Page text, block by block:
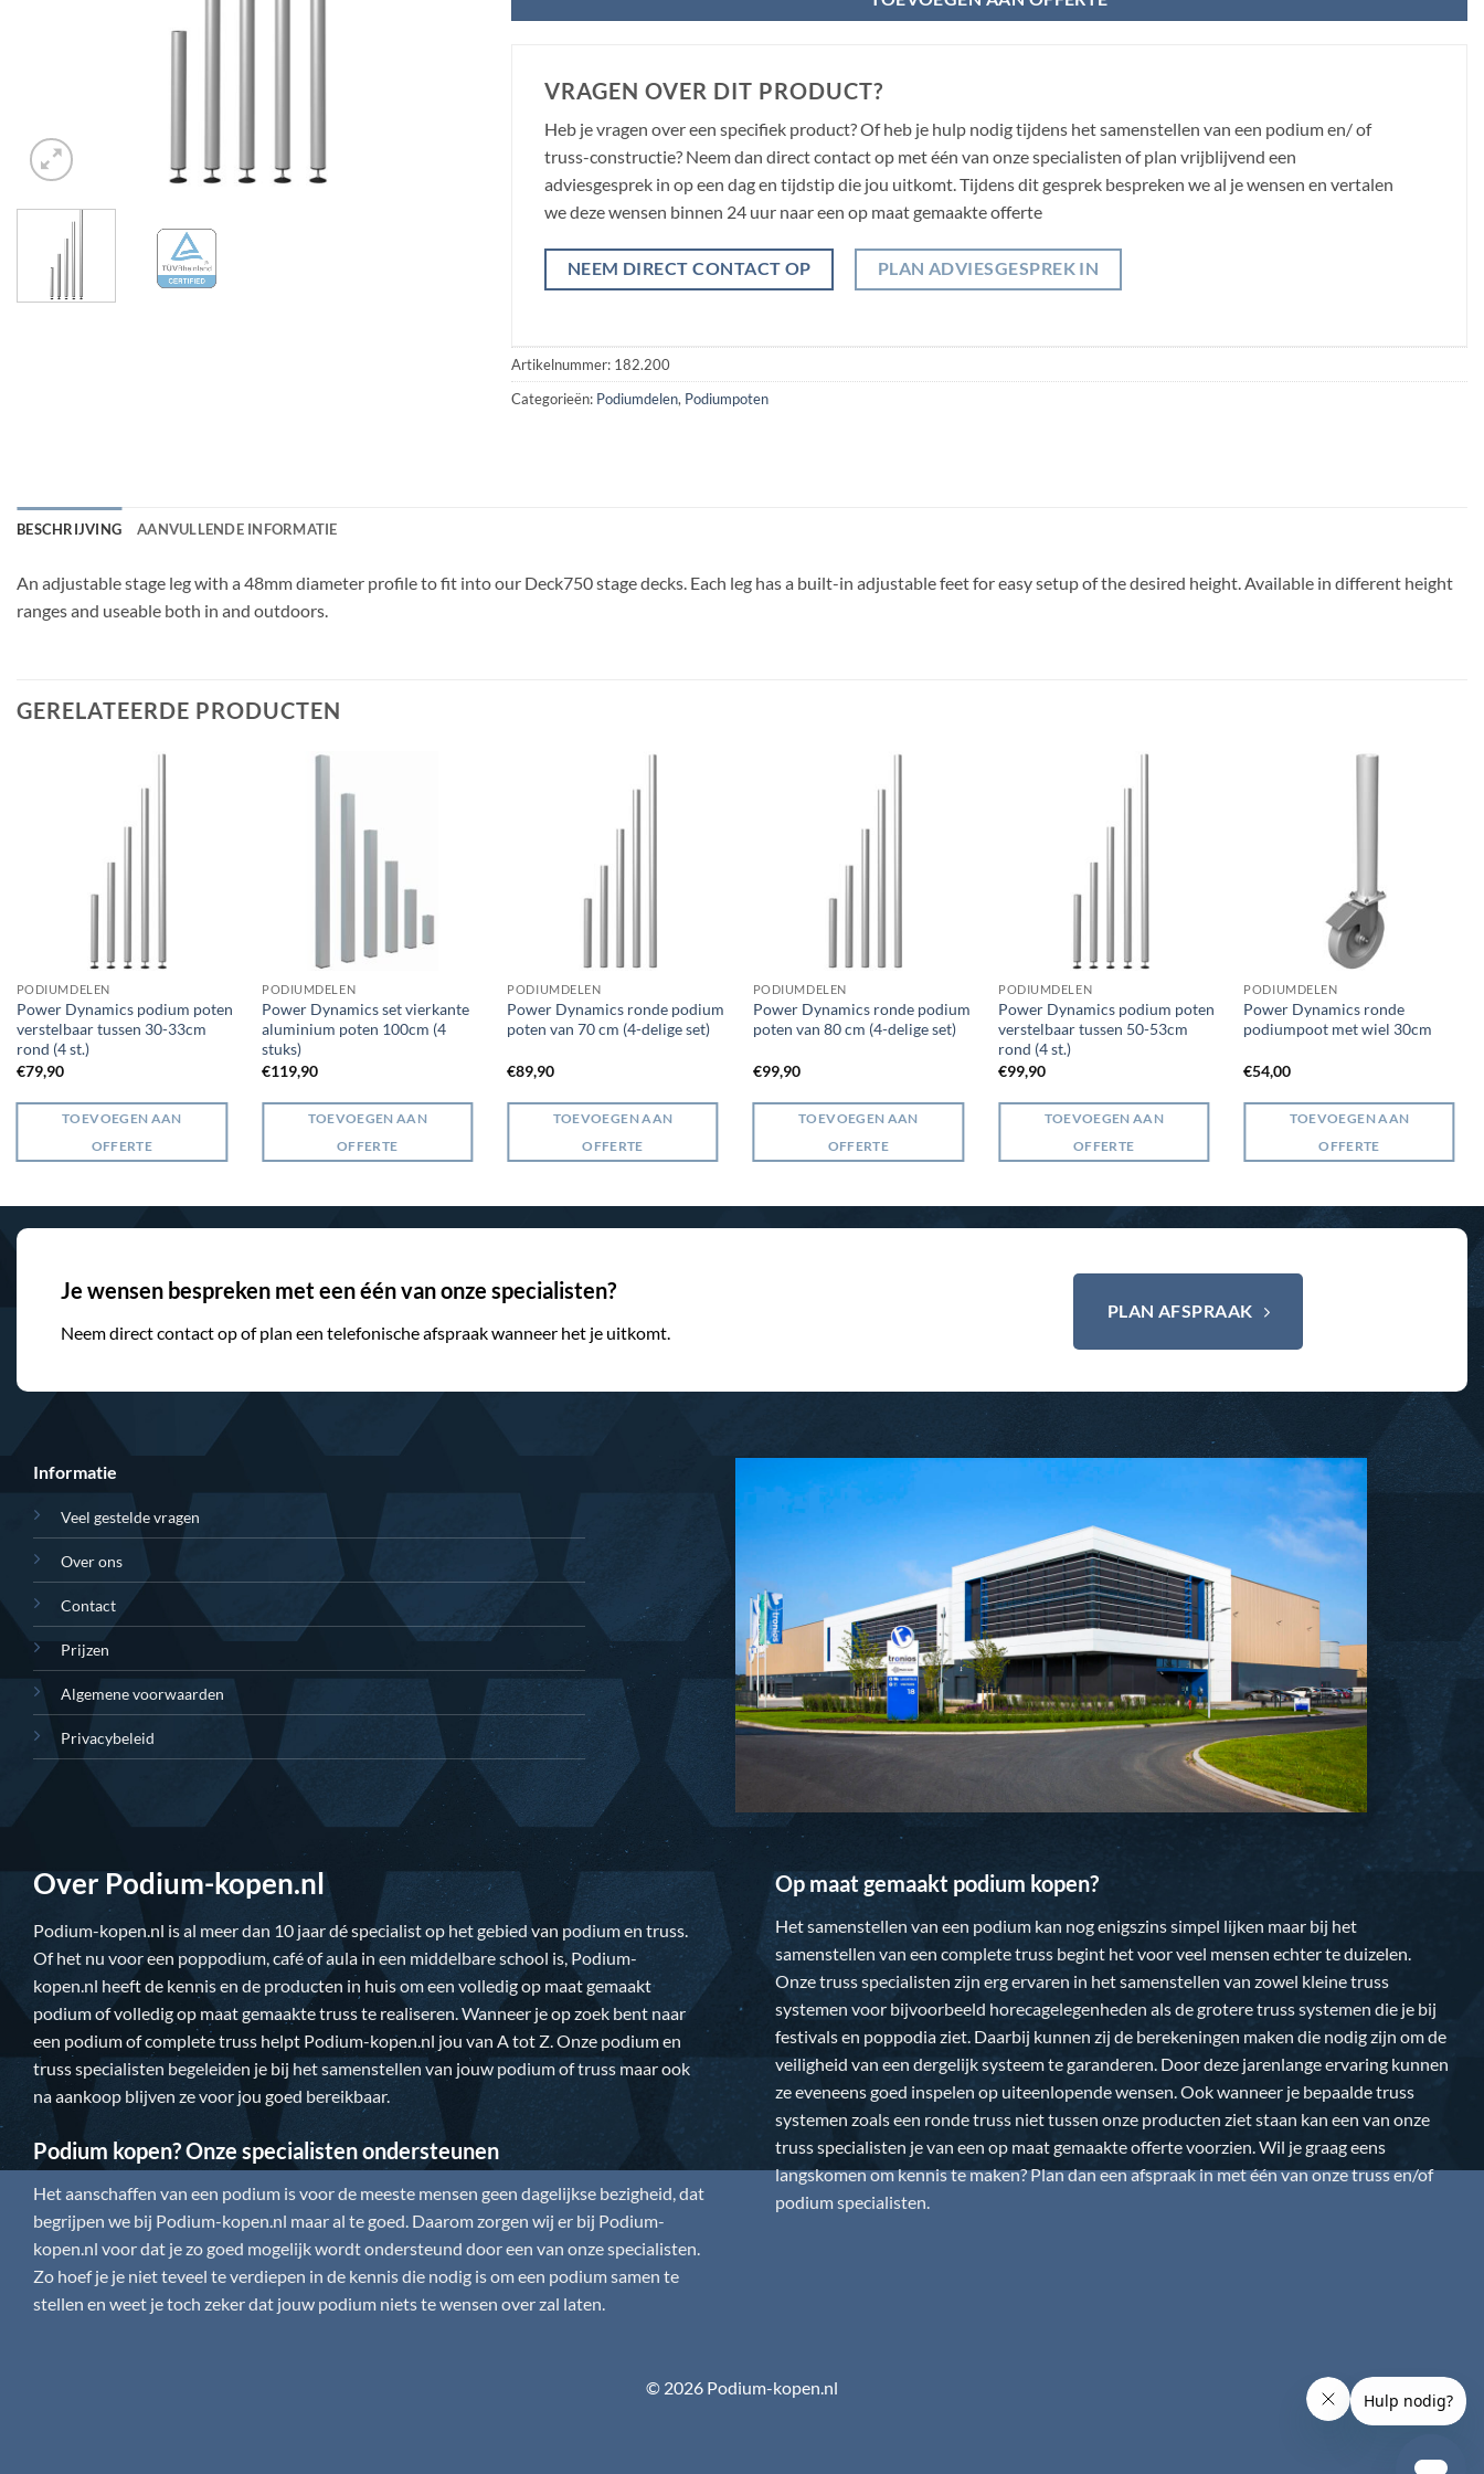
VRAGEN OVER DIT PRODUCT?
Heb je vragen over een specifiek product? Of heb je hulp nodig tijdens het samenstellen van een podium en/ of
truss-constructie? Neem dan direct contact op met één van onze specialisten of plan vrijblijvend een
adviesgesprek in op een dag en tijdstip die jou uitkomt. Tijdens dit gesprek bespreken we al je wensen en vertalen
we deze wensen binnen 24 uur naar een op maat gemaakte offerte
NEEM DIRECT CONTACT OP PLAN ADVIESGESPREK IN
Artikelnummer: 182.200
Categorieën: Podiumdelen, Podiumpoten
BESCHRIJVING AANVULLENDE INFORMATIE
An adjustable stage leg with a 48mm diameter profile to fit into our Deck750 stage decks. Each leg has a built-in adjustable feet for easy setup of the desired height. Available in different height
ranges and useable both in and outdoors.
GERELATEERDE PRODUCTEN
PODIUMDELEN
Power Dynamics podium poten
verstelbaar tussen 30-33cm
rond (4 st.)
€79,90
TOEVOEGEN AAN
OFFERTE
PODIUMDELEN
Power Dynamics set vierkante
aluminium poten 100cm (4
stuks)
€119,90
TOEVOEGEN AAN
OFFERTE
PODIUMDELEN
Power Dynamics ronde podium
poten van 70 cm (4-delige set)
€89,90
TOEVOEGEN AAN
OFFERTE
PODIUMDELEN
Power Dynamics ronde podium
poten van 80 cm (4-delige set)
€99,90
TOEVOEGEN AAN
OFFERTE
PODIUMDELEN
Power Dynamics podium poten
verstelbaar tussen 50-53cm
rond (4 st.)
€99,90
TOEVOEGEN AAN
OFFERTE
PODIUMDELEN
Power Dynamics ronde
podiumpoot met wiel 30cm
€54,00
TOEVOEGEN AAN
OFFERTE
Je wensen bespreken met een één van onze specialisten?
Neem direct contact op of plan een telefonische afspraak wanneer het je uitkomt.
PLAN AFSPRAAK
Informatie
Veel gestelde vragen
Over ons
Contact
Prijzen
Algemene voorwaarden
Privacybeleid
Over Podium-kopen.nl
Podium-kopen.nl is al meer dan 10 jaar dé specialist op het gebied van podium en truss.
Of het nu voor een poppodium, café of aula in een middelbare school is,Podium-
kopen.nl heeft de kennis en de producten in huis om een volledig op maat gemaakt
podium of volledig op maat gemaakte truss te realiseren. Wanneer je op zoek bent naar
een podium of complete truss helpt Podium-kopen.nl jou van A tot Z. Onze podium en
truss specialisten begeleiden je bij het samenstellen van jouw podium of truss maar ook
na aankoop blijven ze voor jou goed bereikbaar.
Podium kopen? Onze specialisten ondersteunen
Het aanschaffen van een podium is voor de meeste mensen geen dagelijkse bezigheid, dat
begrijpen we bij Podium-kopen.nl maar al te goed. Daarom zorgen wij er bij Podium-
kopen.nl voor dat je zo goed mogelijk wordt ondersteund door een van onze specialisten.
Zo hoef je je niet teveel te verdiepen in de kennis die nodig is om een podium samen te
stellen en weet je toch zeker dat jouw podium niets te wensen over zal laten.
Op maat gemaakt podium kopen?
Het samenstellen van een podium kan nog enigszins simpel lijken maar bij het
samenstellen van een complete truss begint het voor veel mensen echter te duizelen.
Onze truss specialisten zijn erg ervaren in het samenstellen van zowel kleine truss
systemen voor bijvoorbeeld horecagelegenheden als de grotere truss systemen die je bij
festivals en poppodia ziet. Daarbij kunnen zij de berekeningen maken die nodig zijn om de
veiligheid van een dergelijk systeem te garanderen. Door deze jarenlange ervaring kunnen
ze eveneens goed inspelen op uiteenlopende wensen. Ook wanneer je bepaalde truss
systemen zoals een ronde truss niet tussen onze producten ziet staan kan een van onze
truss specialisten je van een op maat gemaakte offerte voorzien. Wil je graag eens
langskomen om kennis te maken? Plan dan een afspraak in met één van onze truss en/of
podium specialisten.
© 2026 Podium-kopen.nl